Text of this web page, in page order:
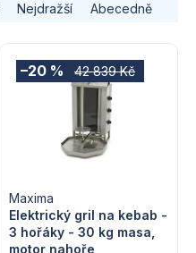
Nejdražší Abecedně
42 839 Kč
–20 %
Elektrický gril na kebab -
3 hořáky - 30 kg masa,
motor nahoře
Maxima